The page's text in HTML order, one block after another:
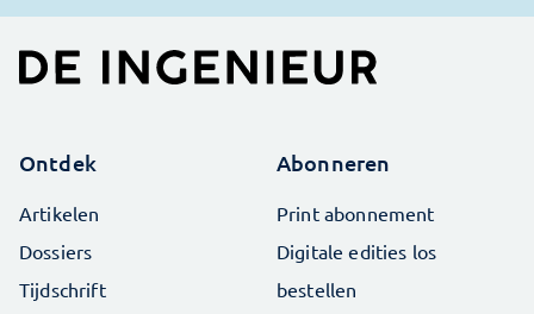
Ontdek
Artikelen
Dossiers
Tijdschrift
Abonneren
Print abonnement
Digitale edities los
bestellen